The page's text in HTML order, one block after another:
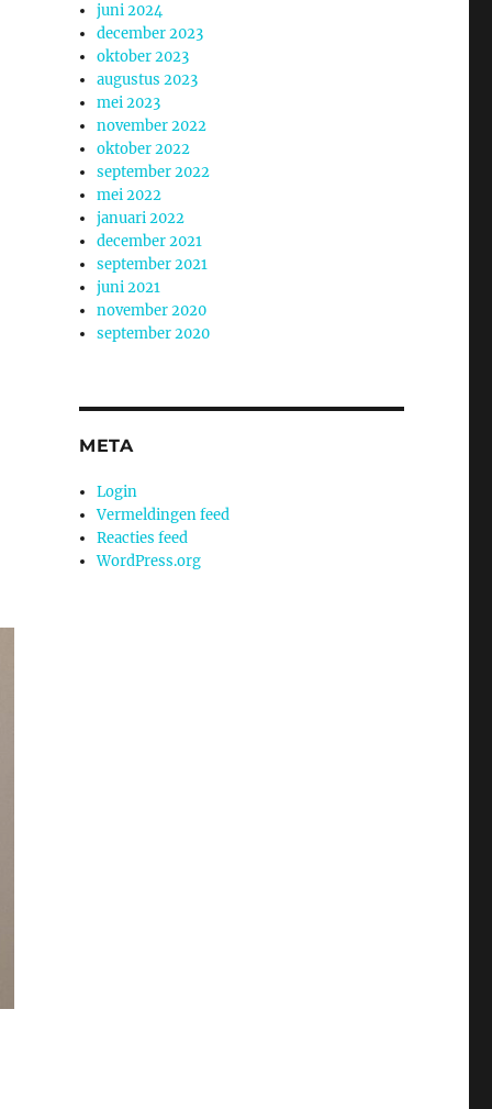
juni 2024
december 2023
oktober 2023
augustus 2023
mei 2023
november 2022
oktober 2022
september 2022
mei 2022
januari 2022
december 2021
september 2021
juni 2021
november 2020
september 2020
META
Login
Vermeldingen feed
Reacties feed
WordPress.org